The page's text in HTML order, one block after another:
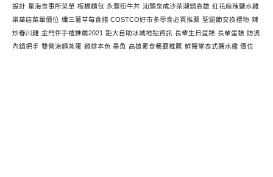
設計 星海食事所菜單 板橋麵包 永豐街牛丼 汕頭泉成沙茶潮鍋高雄 紅花麻辣鹽水雞
樂華店菜單價位 纖三薯草莓食譜 COSTCO好市多零食必買推薦 聖誕節交換禮物 辣
炒春川雞 金門伴手禮推薦2021 鉅大自助冰城地點資訊 長輩生日蛋糕 長輩蛋糕 防燙
內鍋把手 雙營涼麵蒸蛋 雞排本色 墨魚 高雄素食餐廳推薦 鮮鹽堂泰式鹽水雞 價位